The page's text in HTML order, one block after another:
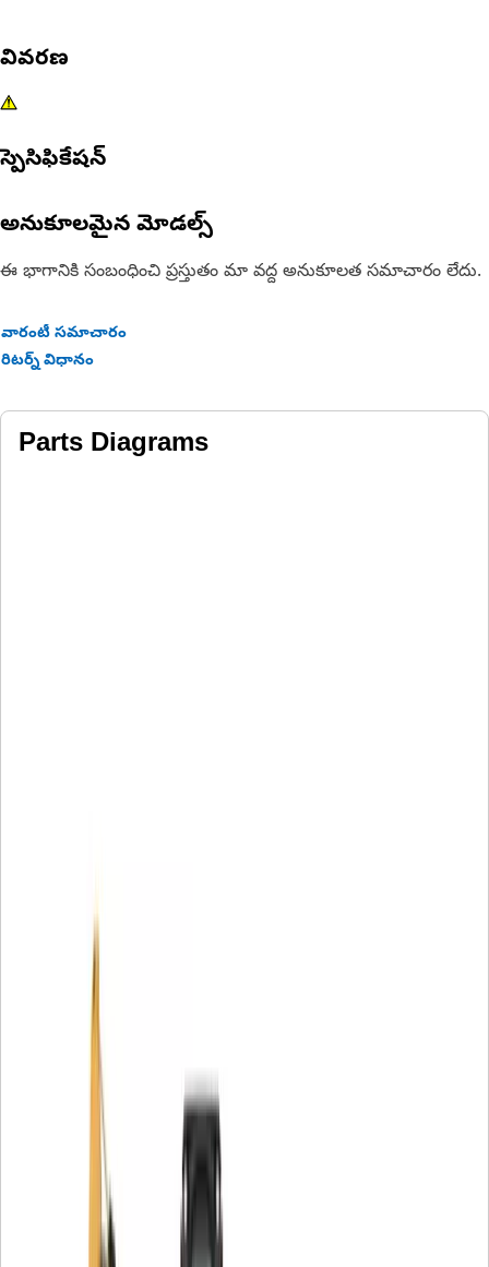
వివరణ
స్పెసిఫికేషన్
అనుకూలమైన మోడల్స్
ఈ భాగానికి సంబంధించి ప్రస్తుతం మా వద్ద అనుకూలత సమాచారం లేదు.
వారంటీ సమాచారం
రిటర్న్ విధానం
Parts Diagrams